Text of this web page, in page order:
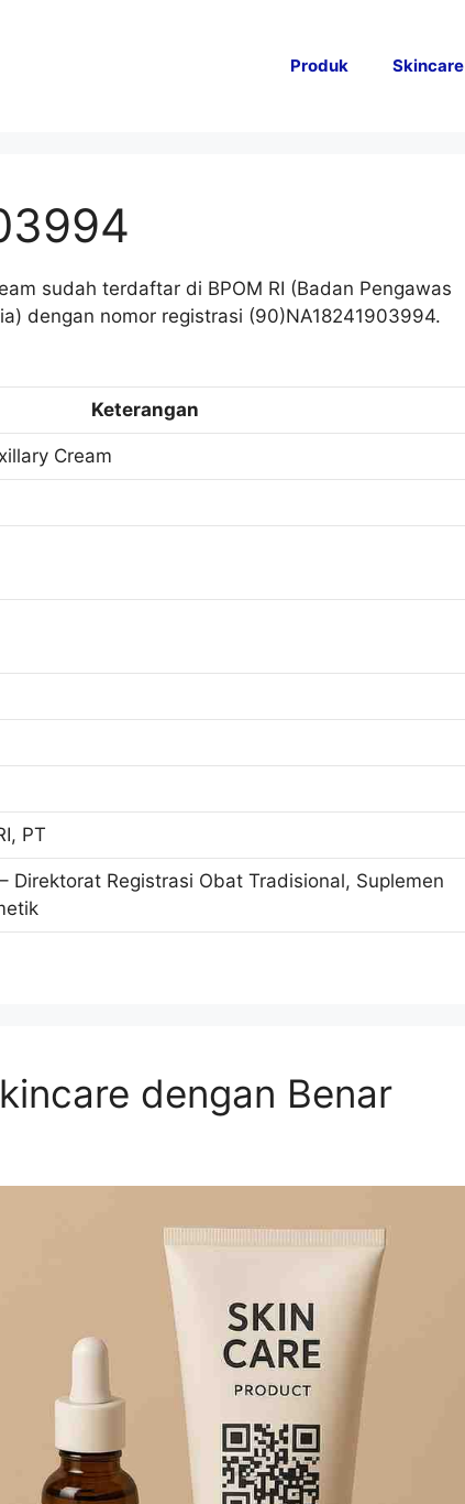
Produk Skincare
sudah terdaftar di BPOM RI (Badan Pengawas
dengan nomor registrasi (90)NA18241903994.
Keterangan
Cream
PT
Direktorat Registrasi Obat Tradisional, Suplemen
dengan Benar